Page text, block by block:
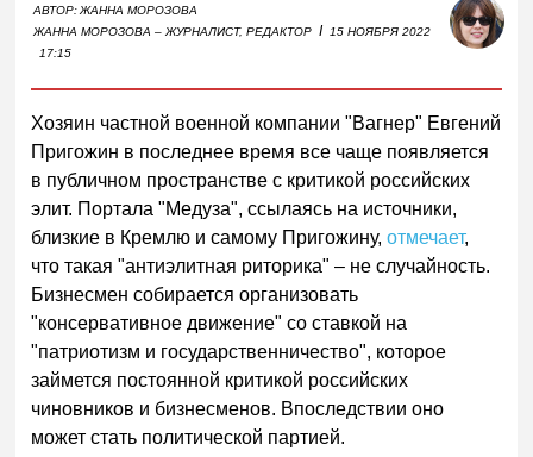
АВТОР:ЖАННА МОРОЗОВА
ЖАННА МОРОЗОВА – ЖУРНАЛИСТ, РЕДАКТОР I
15 НОЯБРЯ 2022
17:15
Хозяин частной военной компании "Вагнер" Евгений
Пригожин в последнее время все чаще появляется
в публичном пространстве с критикой российских
элит. Портала "Медуза", ссылаясь на источники,
близкие в Кремлю и самому Пригожину,отмечает,
что такая "антиэлитная риторика" – не случайность.
Бизнесмен собирается организовать
"консервативное движение" со ставкой на
"патриотизм и государственничество", которое
займется постоянной критикой российских
чиновников и бизнесменов. Впоследствии оно
может стать политической партией.